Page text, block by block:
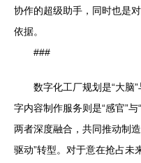
协作的超级助手，同时也是
依据。
###
数字化工厂规划是“大脑
字内容制作服务则是“感官”与
两者深度融合，共同推动制
驱动”转型。对于意在抢占未